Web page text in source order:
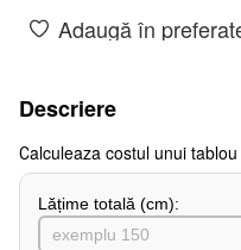
Adaugă în
Descriere
Сalculeaza costul unui
Lățime totală (cm):